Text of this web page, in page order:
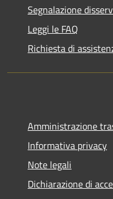
Segnalazione
Leggi le FAQ
Richiesta di
Amministrazione
Informativa privacy
Note legali
Dichiarazione di